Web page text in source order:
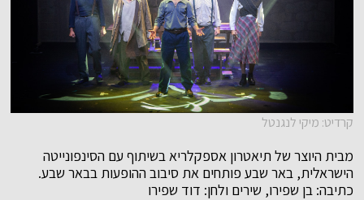
קרדיט: מיקי לנגנטל
מבית היוצר של תיאטרון אספקלריא בשיתוף עם הסינפונייטה
הישראלית, באר שבע פותחים את סיבוב ההופעות בבאר שבע.
כתיבה: בן שפירו, שירים ולחן: דוד שפירו